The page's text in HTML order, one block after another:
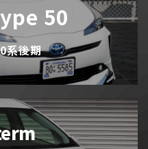
50
系後期